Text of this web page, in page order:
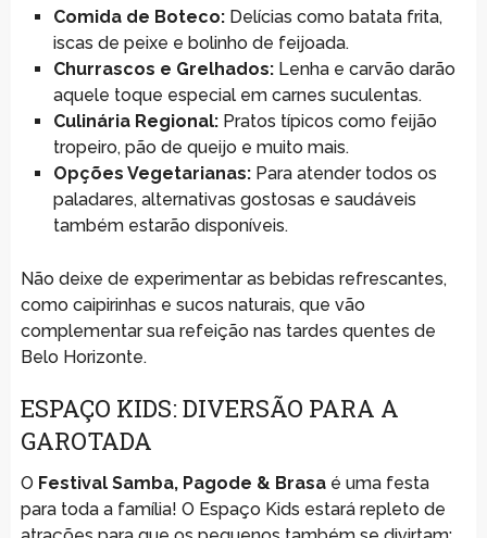
Comida de Boteco:Delícias como batata frita,
iscas de peixe e bolinho de feijoada.
Churrascos e Grelhados:Lenha e carvão darão
aquele toque especial em carnes suculentas.
Culinária Regional:Pratos típicos como feijão
tropeiro, pão de queijo e muito mais.
Opções Vegetarianas:Para atender todos os
paladares, alternativas gostosas e saudáveis
também estarão disponíveis.
Não deixe de experimentar as bebidas refrescantes,
como caipirinhas e sucos naturais, que vão
complementar sua refeição nas tardes quentes de
Belo Horizonte.
ESPAÇO KIDS: DIVERSÃO PARA A
GAROTADA
O Festival Samba, Pagode & Brasaé uma festa
para toda a família! O Espaço Kids estará repleto de